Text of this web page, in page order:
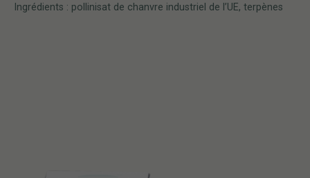
Ingrédients : pollinisat de chanvre industriel de l’UE, terpènes